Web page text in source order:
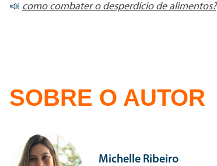
📣 como combater o desperdício de alimentos?
SOBRE O AUTOR
Michelle Ribeiro